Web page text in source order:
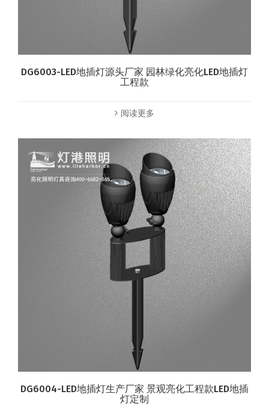
DG6003-LED地插灯源头厂家 园林绿化亮化LED地插灯
工程款
阅读更多
DG6004-LED地插灯生产厂家 景观亮化工程款LED地插
灯定制